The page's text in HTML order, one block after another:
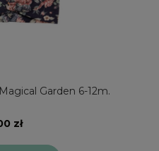
Garden 6-12m.
zł